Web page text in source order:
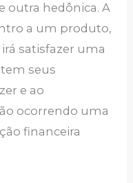
outra hedônica. A
a um produto,
satisfazer uma
tem seus
e ao
ocorrendo uma
financeira